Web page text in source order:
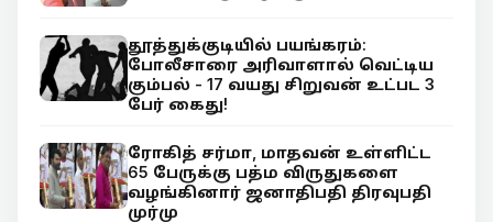
தூத்துக்குடியில் பயங்கரம்:
போலீசாரை அரிவாளால் வெட்டிய
கும்பல் - 17 வயது சிறுவன் உட்பட 3
பேர் கைது!
ரோகித் சர்மா, மாதவன் உள்ளிட்ட
65 பேருக்கு பத்ம விருதுகளை
வழங்கினார் ஜனாதிபதி திரவுபதி
முர்மு